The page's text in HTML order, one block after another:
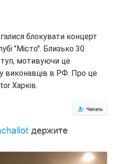
блокувати концерт
"Місто". Близько 30
мотивуючи це
виконавців в РФ. Про це
Харків.